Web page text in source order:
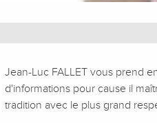
Description
Jean-Luc FALLET vous prend
d'informations pour cause il
tradition avec le plus grand